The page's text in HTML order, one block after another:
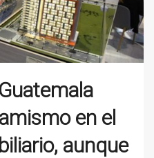
en el
aunque